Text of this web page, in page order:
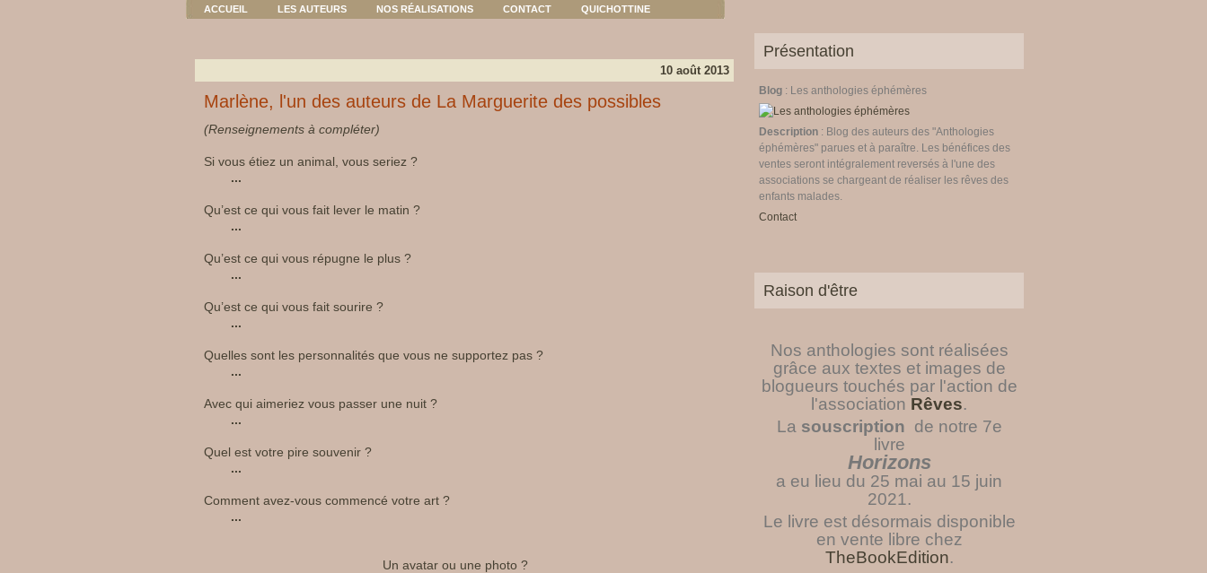
ACCUEIL LES AUTEURS NOS RÉALISATIONS CONTACT QUICHOTTINE
10 août 2013
Marlène, l'un des auteurs de La Marguerite des possibles
(Renseignements à compléter)
Si vous étiez un animal, vous seriez ?
...
Qu’est ce qui vous fait lever le matin ?
...
Qu’est ce qui vous répugne le plus ?
...
Qu’est ce qui vous fait sourire ?
...
Quelles sont les personnalités que vous ne supportez pas ?
...
Avec qui aimeriez vous passer une nuit ?
...
Quel est votre pire souvenir ?
...
Comment avez-vous commencé votre art ?
...
Un avatar ou une photo ?
Présentation
Blog : Les anthologies éphémères
Description : Blog des auteurs des "Anthologies
éphémères" parues et à paraître. Les bénéfices des
ventes seront intégralement reversés à l'une des
associations se chargeant de réaliser les rêves des
enfants malades.
Contact
Raison d'être
Nos anthologies sont réalisées
grâce aux textes et images de
blogueurs touchés par l'action de
l'association Rêves.
La souscription de notre 7e
livre
Horizons
a eu lieu du 25 mai au 15 juin
2021.
Le livre est désormais disponible
en vente libre chez
TheBookEdition.